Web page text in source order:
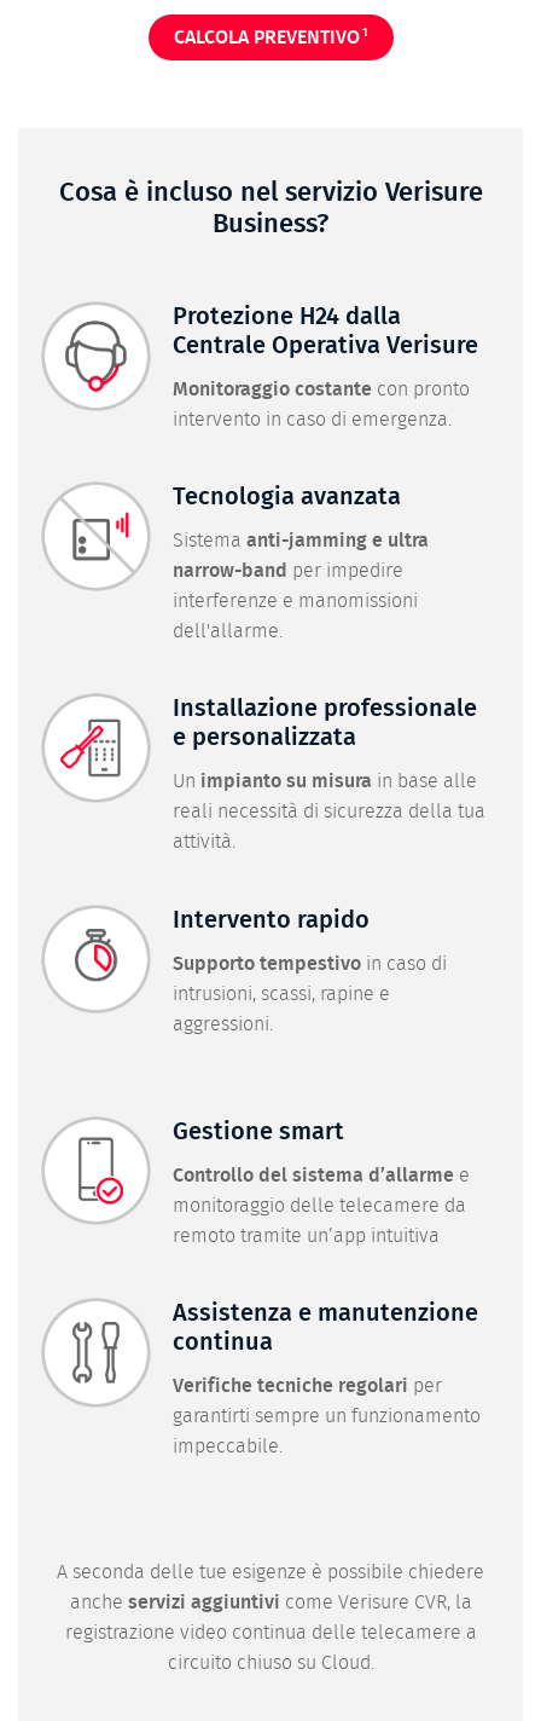
CALCOLA PREVENTIVO 1
Cosa è incluso nel servizio Verisure
Business?
Protezione H24 dalla
Centrale Operativa Verisure
Monitoraggio costante con pronto
intervento in caso di emergenza.
Tecnologia avanzata
Sistema anti-jamming e ultra
narrow-band per impedire
interferenze e manomissioni
dell'allarme.
Installazione professionale
e personalizzata
Un impianto su misura in base alle
reali necessità di sicurezza della tua
attività.
Intervento rapido
Supporto tempestivoin caso di
intrusioni, scassi, rapine e
aggressioni.
Gestione smart
Controllo del sistema d’allarme e
monitoraggio delle telecamere da
remoto tramite un’app intuitiva
Assistenza e manutenzione
continua
Verifiche tecniche regolari per
garantirti sempre un funzionamento
impeccabile.
A seconda delle tue esigenze è possibile chiedere
anche servizi aggiuntivi come Verisure CVR, la
registrazione video continua delle telecamere a
circuito chiuso su Cloud.